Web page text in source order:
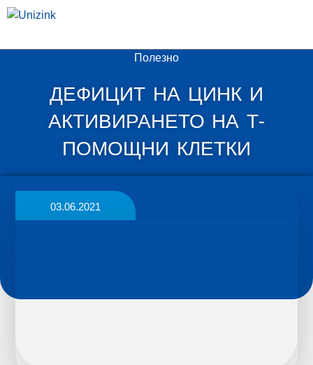
Полезно
ДЕФИЦИТ НА ЦИНК И
АКТИВИРАНЕТО НА Т-
ПОМОЩНИ КЛЕТКИ
03.06.2021